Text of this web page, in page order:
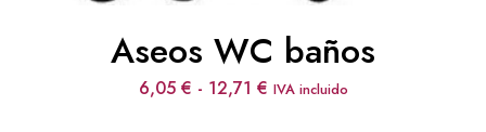
Aseos WC baños
6,05 € - 12,71 €Rango
IVA incluido